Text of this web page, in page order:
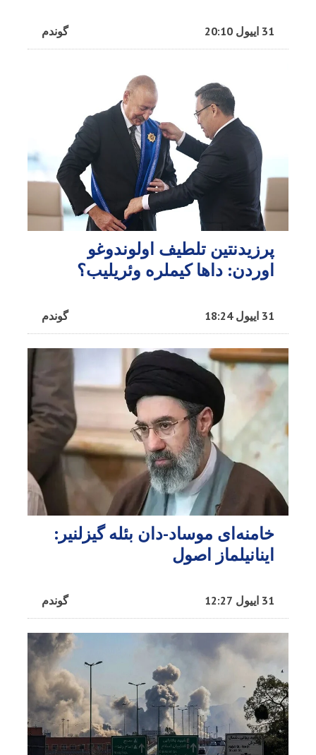
گوندم 31 اییول 20:10
پرزیدنتین تلطیف اولوندوغو
اوردن: داها کیملره وئریلیب؟
گوندم 31 اییول 18:24
خامنه‌ای موساد-دان بئله گیزلنیر:
اینانیلماز اصول
گوندم 31 اییول 12:27